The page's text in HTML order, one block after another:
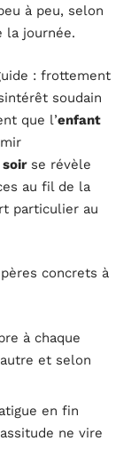
à peu, selon
la journée.
: frottement
soudain
que l’enfant
soirse révèle
au fil de la
particulier au
concrets à
à chaque
et selon
en fin
ne vire